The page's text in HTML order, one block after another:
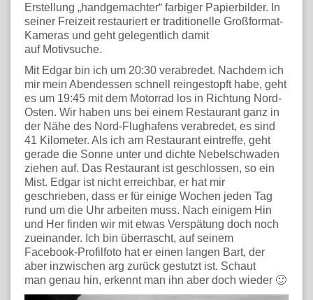
Erstellung „handgemachter“ farbiger Papierbilder. In
seiner Freizeit restauriert er traditionelle Großformat-
Kameras und geht gelegentlich damit
auf Motivsuche.
Mit Edgar bin ich um 20:30 verabredet. Nachdem ich
mir mein Abendessen schnell reingestopft habe, geht
es um 19:45 mit dem Motorrad los in Richtung Nord-
Osten. Wir haben uns bei einem Restaurant ganz in
der Nähe des Nord-Flughafens verabredet, es sind
41 Kilometer. Als ich am Restaurant eintreffe, geht
gerade die Sonne unter und dichte Nebelschwaden
ziehen auf. Das Restaurant ist geschlossen, so ein
Mist. Edgar ist nicht erreichbar, er hat mir
geschrieben, dass er für einige Wochen jeden Tag
rund um die Uhr arbeiten muss. Nach einigem Hin
und Her finden wir mit etwas Verspätung doch noch
zueinander. Ich bin überrascht, auf seinem
Facebook-Profilfoto hat er einen langen Bart, der
aber inzwischen arg zurück gestutzt ist. Schaut
man genau hin, erkennt man ihn aber doch wieder 🙂